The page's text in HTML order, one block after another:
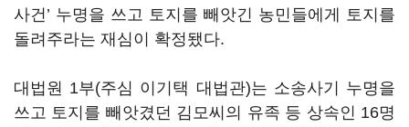
사건’ 누명을 쓰고 토지를 빼앗긴 농민들에게 토지를
돌려주라는 재심이 확정됐다.
대법원 1부(주심 이기택 대법관)는 소송사기 누명을
쓰고 토지를 빼앗겼던 김모씨의 유족 등 상속인 16명